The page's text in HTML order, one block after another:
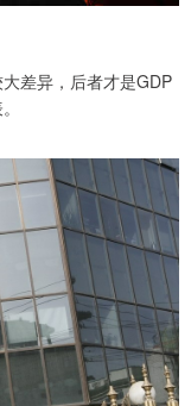
差异，后者才是GDP